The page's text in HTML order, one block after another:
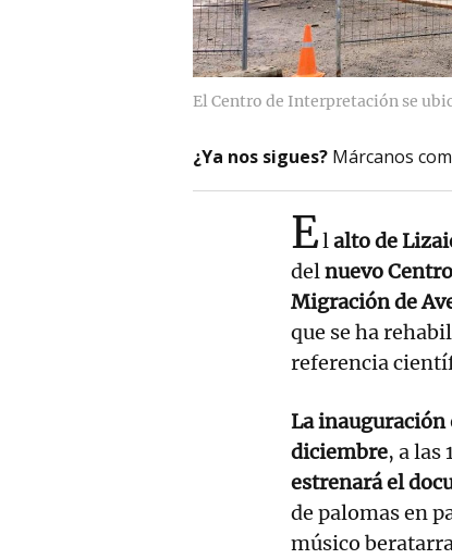
El Centro de Interpretación se
¿Ya nos sigues? Márcanos
Elalto de
delnuevo
Migración de
que se ha
referencia
La
diciembre, a las
estrenará el
de palomas en
músico